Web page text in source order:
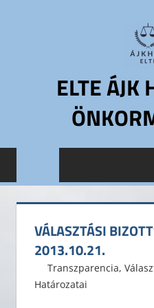
ELTE ÁJK
Jogtudományi
Hallgatói
Önkormányzat
VÁLASZTÁSI
2013.10.21.
2013. október 21.
ELTE ÁJK HÖK
Transzparencia,
Határozatai